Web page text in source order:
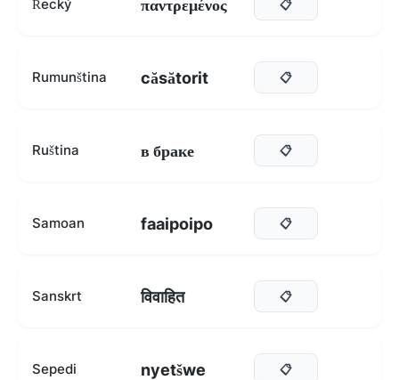
Řecký παντρεμένος 📋
Rumunština căsătorit 📋
Ruština в браке 📋
Samoan faaipoipo 📋
Sanskrt विवाहित 📋
Sepedi nyetšwe 📋